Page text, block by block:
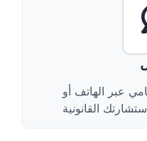
عبر الهاتف أو
القانونية